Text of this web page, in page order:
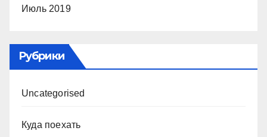
Июль 2019
Рубрики
Uncategorised
Куда поехать